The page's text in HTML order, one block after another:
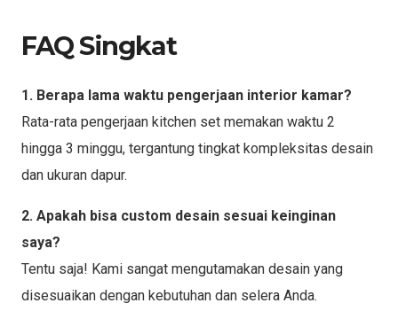
FAQ Singkat
1. Berapa lama waktu pengerjaan interior kamar?
Rata-rata pengerjaan kitchen set memakan waktu 2
hingga 3 minggu, tergantung tingkat kompleksitas desain
dan ukuran dapur.
2. Apakah bisa custom desain sesuai keinginan
saya?
Tentu saja! Kami sangat mengutamakan desain yang
disesuaikan dengan kebutuhan dan selera Anda.